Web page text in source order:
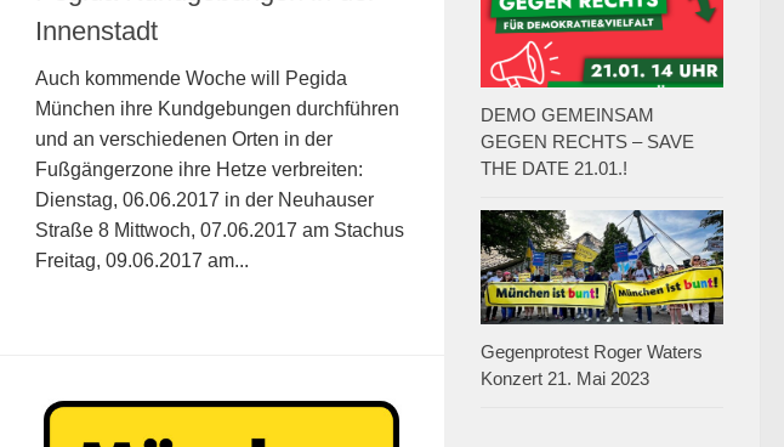
Innenstadt
Auch kommende Woche will Pegida
München ihre Kundgebungen durchführen
und an verschiedenen Orten in der
Fußgängerzone ihre Hetze verbreiten:
Dienstag, 06.06.2017 in der Neuhauser
Straße 8 Mittwoch, 07.06.2017 am Stachus
Freitag, 09.06.2017 am...
DEMO GEMEINSAM
GEGEN RECHTS – SAVE
THE DATE 21.01.!
Gegenprotest Roger Waters
Konzert 21. Mai 2023